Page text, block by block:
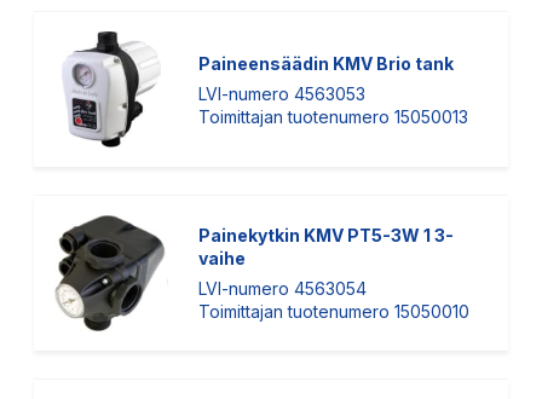
Paineensäädin KMV Brio tank
LVI-numero 4563053
Toimittajan tuotenumero 15050013
Painekytkin KMV PT5-3W 1 3-
vaihe
LVI-numero 4563054
Toimittajan tuotenumero 15050010